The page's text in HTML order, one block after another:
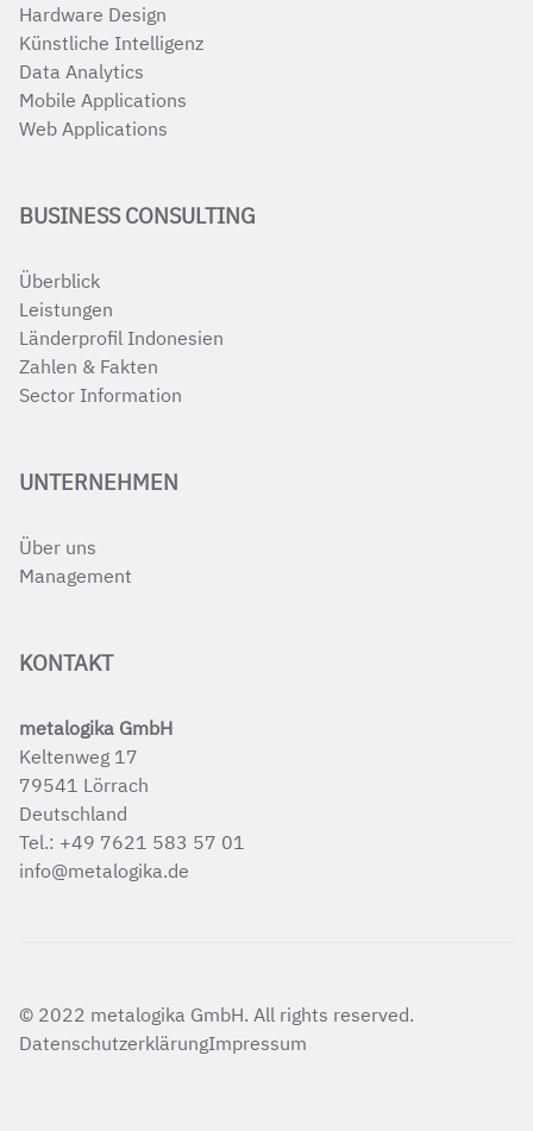
Hardware Design
Künstliche Intelligenz
Data Analytics
Mobile Applications
Web Applications
BUSINESS CONSULTING
Überblick
Leistungen
Länderprofil Indonesien
Zahlen & Fakten
Sector Information
UNTERNEHMEN
Über uns
Management
KONTAKT
metalogika GmbH
Keltenweg 17
79541 Lörrach
Deutschland
Tel.: +49 7621 583 57 01
info@metalogika.de
© 2022 metalogika GmbH. All rights reserved.
DatenschutzerklärungImpressum